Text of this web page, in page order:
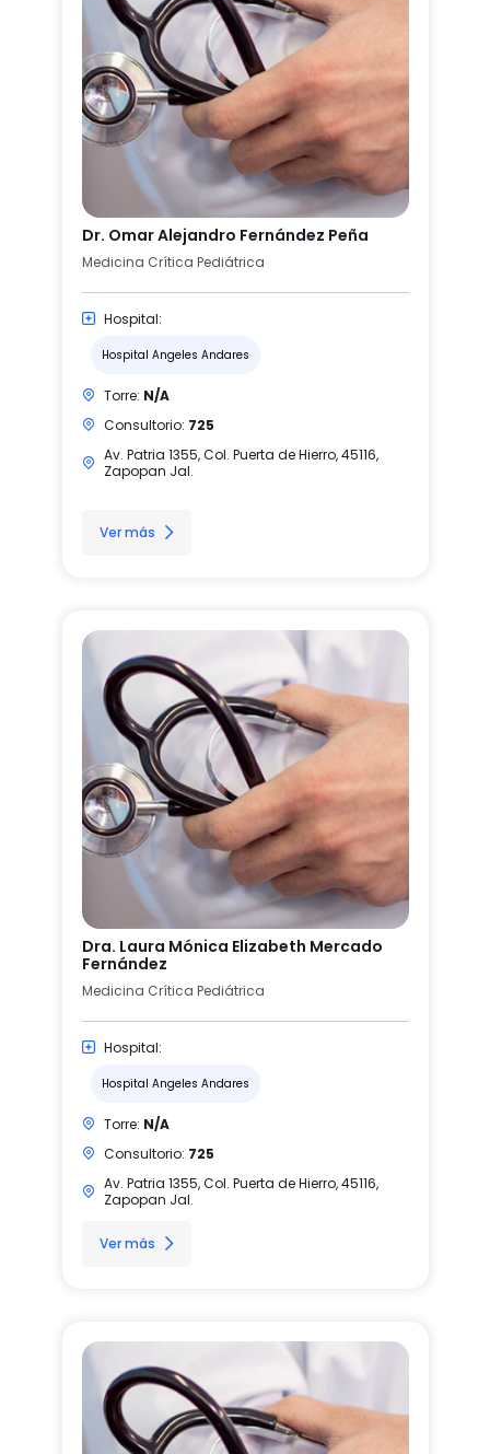
Dr. Omar Alejandro Fernández Peña
Medicina Crítica Pediátrica
Hospital:
Hospital Angeles Andares
Torre: N/A
Consultorio: 725
Av. Patria 1355, Col. Puerta de Hierro, 45116,
Zapopan Jal.
Ver más
Dra. Laura Mónica Elizabeth Mercado
Fernández
Medicina Crítica Pediátrica
Hospital:
Hospital Angeles Andares
Torre: N/A
Consultorio: 725
Av. Patria 1355, Col. Puerta de Hierro, 45116,
Zapopan Jal.
Ver más